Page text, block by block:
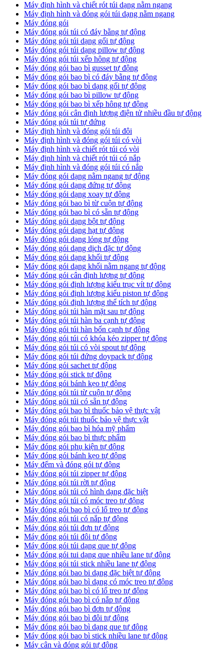
Máy định hình và chiết rót túi dạng nằm ngang
Máy định hình và đóng gói túi dạng nằm ngang
Máy đóng gói
Máy đóng gói túi có đáy bằng tự động
Máy đóng gói túi dạng gối tự động
Máy đóng gói túi dạng pillow tự động
Máy đóng gói túi xếp hông tự động
Máy đóng gói bao bì gusset tự động
Máy đóng gói bao bì có đáy bằng tự động
Máy đóng gói bao bì dạng gối tự động
Máy đóng gói bao bì pillow tự động
Máy đóng gói bao bì xếp hông tự động
Máy đóng gói cân định lượng điện tử nhiều đầu tự động
Máy đóng gói túi tự đứng
Máy định hình và đóng gói túi đôi
Máy định hình và đóng gói túi có vòi
Máy định hình và chiết rót túi có vòi
Máy định hình và chiết rót túi có nắp
Máy định hình và đóng gói túi có nắp
Máy đóng gói dạng nằm ngang tự động
Máy đóng gói dạng đứng tự động
Máy đóng gói dạng xoay tự động
Máy đóng gói bao bì từ cuộn tự động
Máy đóng gói bao bì có sẵn tự động
Máy đóng gói dạng bột tự động
Máy đóng gói dạng hạt tự động
Máy đóng gói dạng lỏng tự động
Máy đóng gói dạng dịch đặc tự động
Máy đóng gói dạng khối tự động
Máy đóng gói dạng khối nằm ngang tự động
Máy đóng gói cân định lượng tự động
Máy đóng gói định lượng kiểu trục vít tự động
Máy đóng gói định lượng kiểu piston tự động
Máy đóng gói định lượng thể tích tự động
Máy đóng gói túi hàn mặt sau tự động
Máy đóng gói túi hàn ba cạnh tự động
Máy đóng gói túi hàn bốn cạnh tự động
Máy đóng gói túi có khóa kéo zipper tự động
Máy đóng gói túi có vòi spout tự động
Máy đóng gói túi đứng doypack tự động
Máy đóng gói sachet tự động
Máy đóng gói stick tự động
Máy đóng gói bánh kẹo tự động
Máy đóng gói túi từ cuộn tự động
Máy đóng gói túi có sẵn tự động
Máy đóng gói bao bì thuốc bảo vệ thực vật
Máy đóng gói túi thuốc bảo vệ thực vật
Máy đóng gói bao bì hóa mỹ phẩm
Máy đóng gói bao bì thực phẩm
Máy đóng gói phụ kiện tự động
Máy đóng gói bánh kẹo tự động
Máy đếm và đóng gói tự động
Máy đóng gói túi zipper tự động
Máy đóng gói túi rời tự động
Máy đóng gói túi có hình dạng đặc biệt
Máy đóng gói túi có móc treo tự động
Máy đóng gói bao bì có lổ treo tự động
Máy đóng gói túi có nắp tự động
Máy đóng gói túi đơn tự động
Máy đóng gói túi đôi tự động
Máy đóng gói túi dạng que tự động
Máy đóng gói tui dạng que nhiều lane tự động
Máy đóng gói túi stick nhiều lane tự động
Máy đóng gói bao bi dạng đặc biệt tự động
Máy đóng gói bao bì dạng có móc treo tự động
Máy đóng gói bao bì có lổ treo tự động
Máy đóng gói bao bì có nắp tự động
Máy đóng gói bao bì đơn tự động
Máy đóng gói bao bì đôi tự động
Máy đóng gói bao bì dạng que tự động
Máy đóng gói bao bì stick nhiều lane tự động
Máy cân và đóng gói tự động